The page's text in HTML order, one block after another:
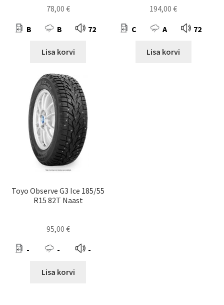
78,00 €
B B 72
Lisa korvi
194,00€
C A 72
Lisa korvi
Toyo Observe G3 Ice 185/55
R15 82T Naast
95,00 €
- - -
Lisa korvi